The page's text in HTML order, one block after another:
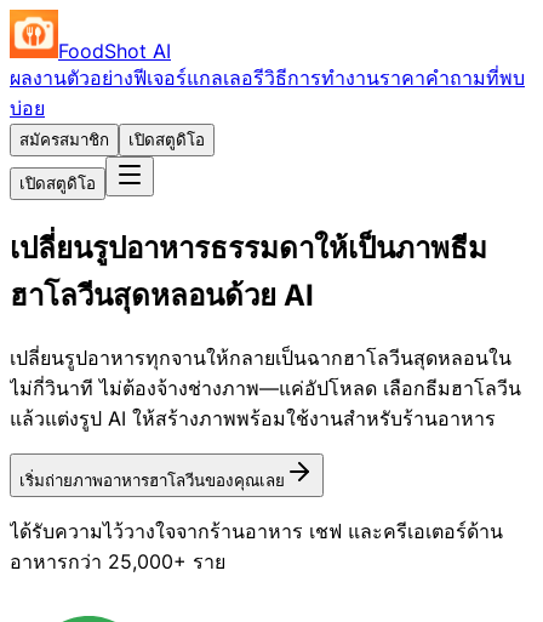
FoodShot AI
ผลงานตัวอย่างฟีเจอร์แกลเลอรีวิธีการทำงานราคาคำถามที่พบ
บ่อย
สมัครสมาชิก เปิดสตูดิโอ
เปิดสตูดิโอ
เปลี่ยนรูปอาหารธรรมดาให้เป็นภาพธีม
ฮาโลวีนสุดหลอนด้วย AI
เปลี่ยนรูปอาหารทุกจานให้กลายเป็นฉากฮาโลวีนสุดหลอนใน
ไม่กี่วินาที ไม่ต้องจ้างช่างภาพ—แค่อัปโหลด เลือกธีมฮาโลวีน
แล้วแต่งรูป AI ให้สร้างภาพพร้อมใช้งานสำหรับร้านอาหาร
เริ่มถ่ายภาพอาหารฮาโลวีนของคุณเลย
ได้รับความไว้วางใจจากร้านอาหาร เชฟ และครีเอเตอร์ด้าน
อาหารกว่า 25,000+ ราย